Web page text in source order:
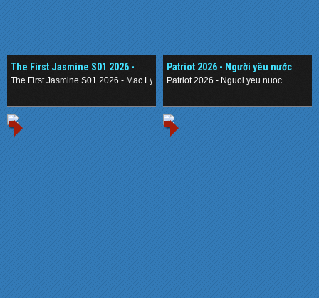
The First Jasmine S01 2026 -
Mạc Ly
The First Jasmine S01 2026 - Mac Ly
Patriot 2026 - Người yêu nước
Patriot 2026 - Nguoi yeu nuoc